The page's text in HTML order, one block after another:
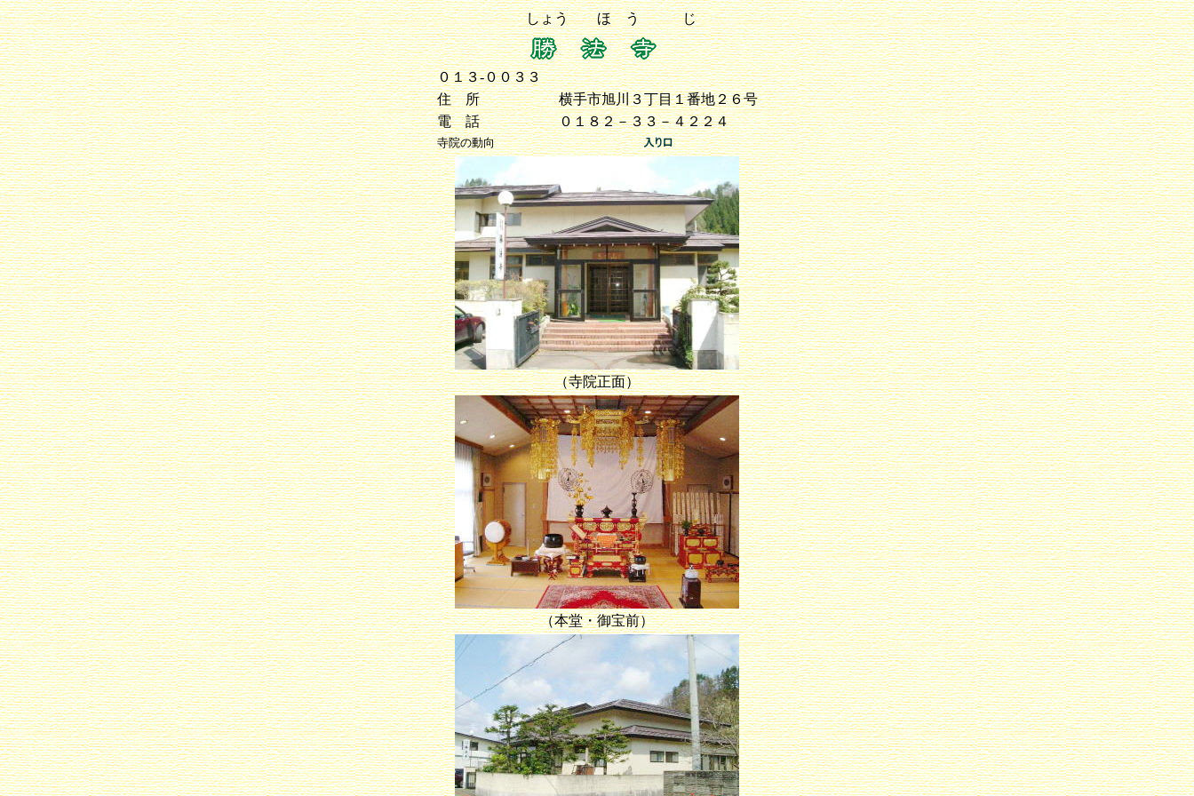
しょう ほ う じ
０１３-００３３
住 所
横手市旭川３丁目１番地２６号
電 話
０１８２－３３－４２２４
寺院の動向
（寺院正面）
（本堂・御宝前）